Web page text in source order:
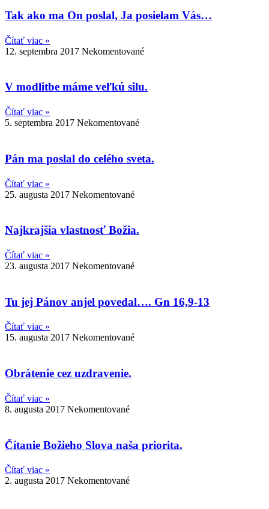
Tak ako ma On poslal, Ja posielam Vás…
Čítať viac »
12. septembra 2017 Nekomentované
V modlitbe máme veľkú silu.
Čítať viac »
5. septembra 2017 Nekomentované
Pán ma poslal do celého sveta.
Čítať viac »
25. augusta 2017 Nekomentované
Najkrajšia vlastnosť Božia.
Čítať viac »
23. augusta 2017 Nekomentované
Tu jej Pánov anjel povedal…. Gn 16,9-13
Čítať viac »
15. augusta 2017 Nekomentované
Obrátenie cez uzdravenie.
Čítať viac »
8. augusta 2017 Nekomentované
Čítanie Božieho Slova naša priorita.
Čítať viac »
2. augusta 2017 Nekomentované